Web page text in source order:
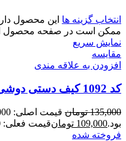
انتخاب گزینه ها این محصول
ممکن است در صفحه محصول
نمایش سریع
مقايسه
افزودن به علاقه مندی
کد 1092 کیف دستی دوشی طرح مارک
135,000 تومان
بود.109,000 تومانقیمت فعلی: 109,000 تومان.
فروخته شده